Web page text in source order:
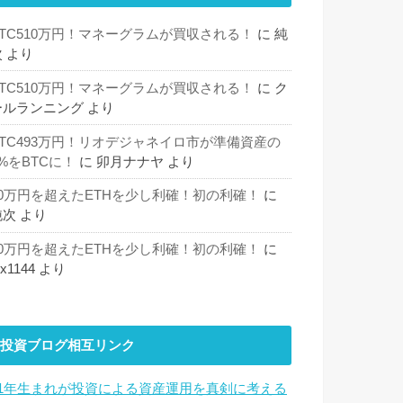
万円！マネーグラムが買収される！ に 純
より
万円！マネーグラムが買収される！ に ク
ルランニング より
万円！リオデジャネイロ市が準備資産の
をBTCに！
に 卯月ナナヤ より
万円を超えたETHを少し利確！初の利確！
に
より
万円を超えたETHを少し利確！初の利確！
に
より
投資ブログ相互リンク
年生まれが投資による資産運用を真剣に考える